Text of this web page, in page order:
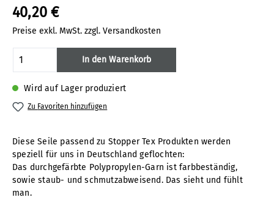
40,20 €
Preise exkl. MwSt. zzgl. Versandkosten
Wird auf Lager produziert
Produkt Anzahl: Gib den gewünschten
In den Warenkorb
Zu Favoriten hinzufügen
Diese Seile passend zu Stopper Tex Produkten werden
speziell für uns in Deutschland geflochten:
Das durchgefärbte Polypropylen-Garn ist farbbeständig,
sowie staub- und schmutzabweisend. Das sieht und fühlt
man.